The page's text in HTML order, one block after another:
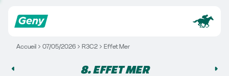
Accueil 07/05/2026 R3C2 Effet Mer
8. EFFET MER